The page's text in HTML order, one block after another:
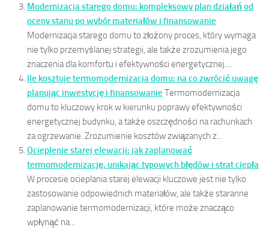
Modernizacja starego domu: kompleksowy plan działań od
oceny stanu po wybór materiałów i finansowanie
Modernizacja starego domu to złożony proces, który wymaga
nie tylko przemyślanej strategii, ale także zrozumienia jego
znaczenia dla komfortu i efektywności energetycznej....
Ile kosztuje termomodernizacja domu: na co zwrócić uwagę
planując inwestycję i finansowanie Termomodernizacja
domu to kluczowy krok w kierunku poprawy efektywności
energetycznej budynku, a także oszczędności na rachunkach
za ogrzewanie. Zrozumienie kosztów związanych z...
Ocieplenie starej elewacji: jak zaplanować
termomodernizację, unikając typowych błędów i strat ciepła
W procesie ocieplania starej elewacji kluczowe jest nie tylko
zastosowanie odpowiednich materiałów, ale także staranne
zaplanowanie termomodernizacji, które może znacząco
wpłynąć na...